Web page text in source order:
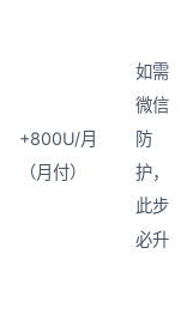
+800U/月
（月付）
如需
微信
防
护，
此步
必升